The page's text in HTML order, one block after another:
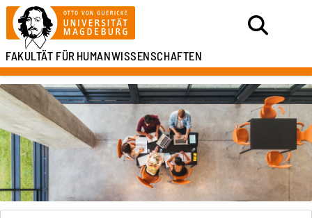
FAKULTÄT FÜRHUMANWISSENSCHAFTEN